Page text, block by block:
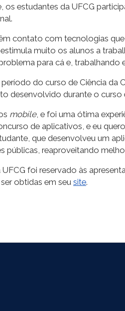
estudantes da UFCG
contato com tecnologias
muito os alunos a
para cá e, trabalhando
período do curso de Ciência
desenvolvido durante o curso
mobile, e foi uma ótima
de aplicativos, e eu
que desenvolveu um
públicas, reaproveitando
foi reservado às
obtidas em seu site.